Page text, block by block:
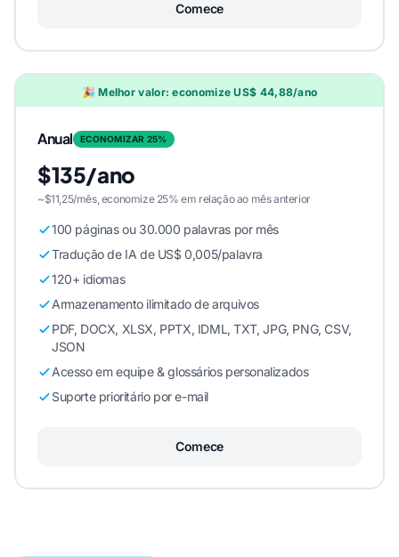
Comece
🎉 Melhor valor: economize US$ 44,88/ano
Anual ECONOMIZAR 25%
$135/ano
~$11,25/mês, economize 25% em relação ao mês anterior
100 páginas ou 30.000 palavras por mês
Tradução de IA de US$ 0,005/palavra
120+ idiomas
Armazenamento ilimitado de arquivos
PDF, DOCX, XLSX, PPTX, IDML, TXT, JPG, PNG, CSV,
JSON
Acesso em equipe & glossários personalizados
Suporte prioritário por e-mail
Comece